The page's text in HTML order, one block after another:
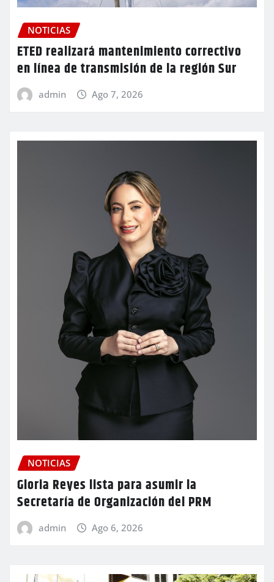
NOTICIAS
ETED realizará mantenimiento correctivo
en línea de transmisión de la región Sur
admin Ago 7, 2026
NOTICIAS
Gloria Reyes lista para asumir la
Secretaría de Organización del PRM
admin Ago 6, 2026